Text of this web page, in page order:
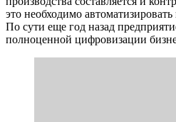
это необходимо
По сути еще год назад
полноценной цифровизации